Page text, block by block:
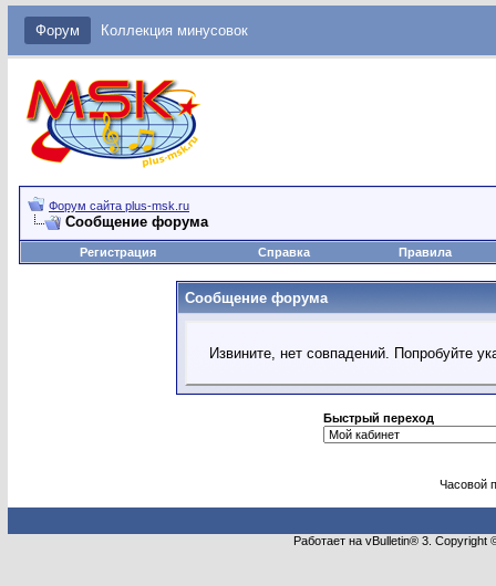
Форум Коллекция минусовок
Форум сайта plus-msk.ru
Сообщение форума
Регистрация Справка Правила
Сообщение форума
Извините, нет совпадений. Попробуйте
Быстрый переход
Часовой
Работает на vBulletin® 3.